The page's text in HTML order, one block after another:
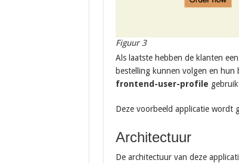
Figuur 3
Als laatste hebben de klanten
bestelling kunnen volgen en hun
frontend-user-profile
Deze voorbeeld applicatie wordt
Architectuur
De architectuur van deze